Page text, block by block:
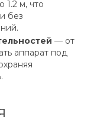
1.2 м, что
без
— от
аппарат под